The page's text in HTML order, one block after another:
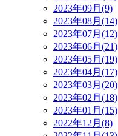
2023年09月(9)
2023年08月(14)
2023年07月(12)
2023年06月(21)
2023年05月(19)
2023年04月(17)
2023年03月(20)
2023年02月(18)
2023年01月(15)
2022年12月(8)